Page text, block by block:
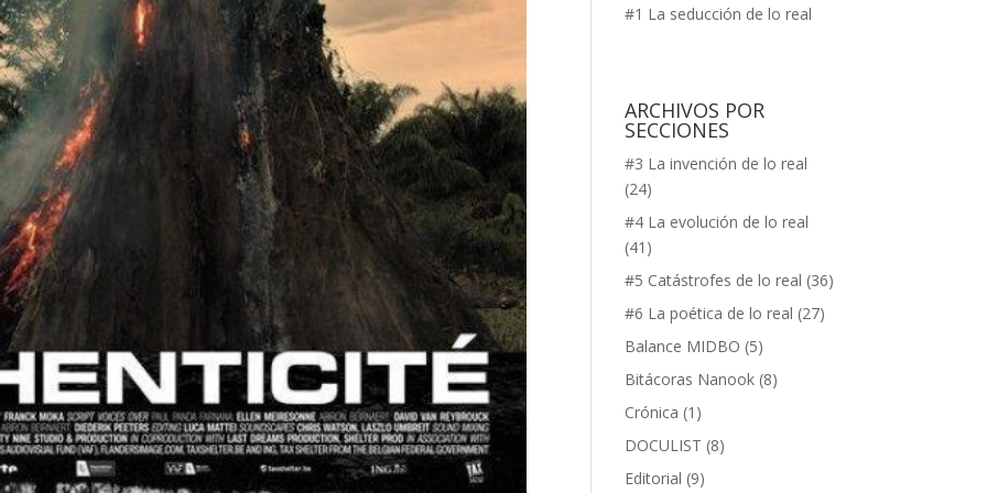
#1 La seducción de lo real
ARCHIVOS POR
SECCIONES
#3 La invención de lo real
(24)
#4 La evolución de lo real
(41)
#5 Catástrofes de lo real (36)
#6 La poética de lo real (27)
Balance MIDBO (5)
Bitácoras Nanook (8)
Crónica (1)
DOCULIST (8)
Editorial (9)